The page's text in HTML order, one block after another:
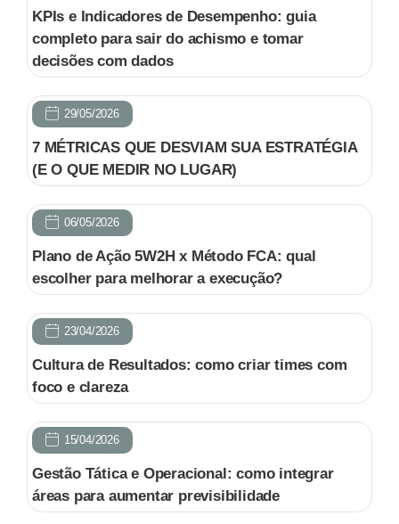
KPIs e Indicadores de Desempenho: guia
completo para sair do achismo e tomar
decisões com dados
29/05/2026
7 MÉTRICAS QUE DESVIAM SUA ESTRATÉGIA
(E O QUE MEDIR NO LUGAR)
06/05/2026
Plano de Ação 5W2H x Método FCA: qual
escolher para melhorar a execução?
23/04/2026
Cultura de Resultados: como criar times com
foco e clareza
15/04/2026
Gestão Tática e Operacional: como integrar
áreas para aumentar previsibilidade